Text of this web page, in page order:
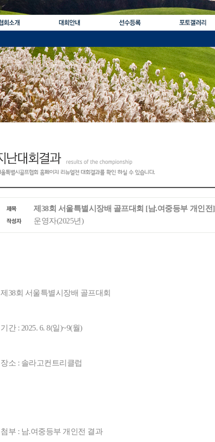
제38회 서울특별시장배 골프대회 [남.여중등부 개인전]
운영자(2025년)
제38회 서울특별시장배 골프대회
기간 : 2025. 6. 8(일)~9(월)
장소 : 솔라고컨트리클럽
첨부 : 남.여중등부 개인전 결과